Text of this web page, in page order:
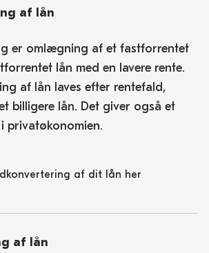
af lån
er omlægning af et fastforrentet
lån med en lavere rente.
af lån laves efter rentefald,
billigere lån. Det giver også et
privatøkonomien.
af dit lån her
af lån